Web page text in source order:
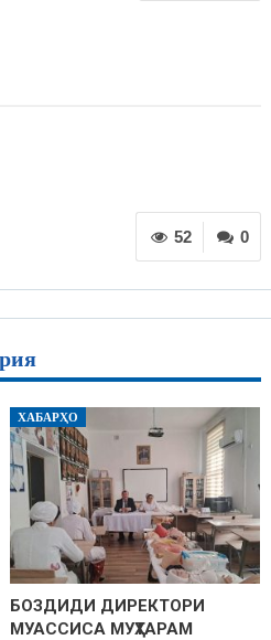
0
52
ХАБАРҲО
БОЗДИДИ ДИРЕКТОРИ
МУАССИСА МУҲТАРАМ